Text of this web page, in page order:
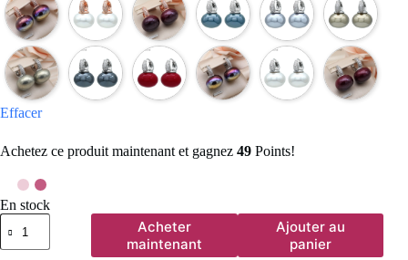
Effacer
Achetez ce produit maintenant et gagnez 49 Points!
En stock
quantité
de
S
Acheter
maintenant
Ajouter au
panier